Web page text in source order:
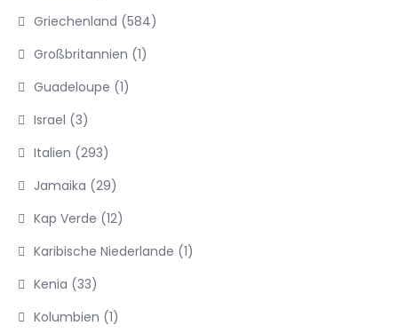
Griechenland (584)
Großbritannien (1)
Guadeloupe (1)
Israel (3)
Italien (293)
Jamaika (29)
Kap Verde (12)
Karibische Niederlande (1)
Kenia (33)
Kolumbien (1)